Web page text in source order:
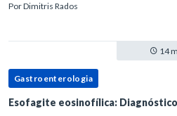
PorDimitris Rados
14
Gastroenterologia
Esofagite eosinofílica: